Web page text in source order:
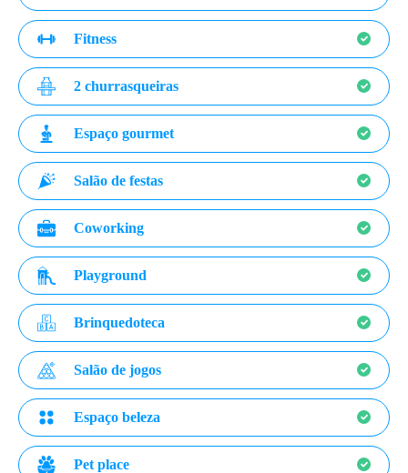
Fitness
2 churrasqueiras
Espaço gourmet
Salão de festas
Coworking
Playground
Brinquedoteca
Salão de jogos
Espaço beleza
Pet place